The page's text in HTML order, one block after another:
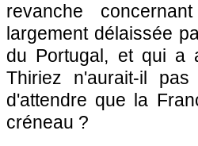
revanche
largement délaissée
du Portugal, et qui a
Thiriez n'aurait-il
d'attendre que la
créneau ?